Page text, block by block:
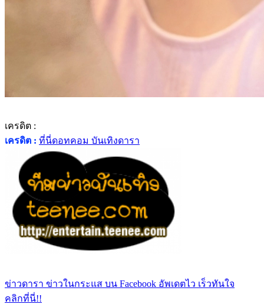
เครดิต :
เครดิต : ที่นี่ดอทคอม บันเทิงดารา
ข่าวดารา ข่าวในกระแส บน Facebook อัพเดตไว เร็วทันใจ
คลิกที่นี่!!